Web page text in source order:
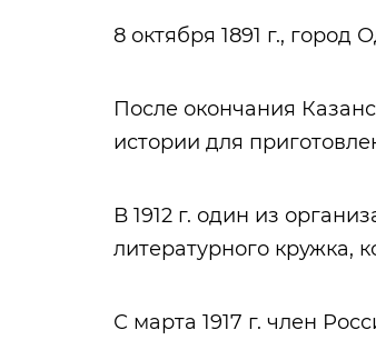
8 октября 1891 г., город
После окончания
истории для
В 1912 г. один из
литературного кружка,
С марта 1917 г. член